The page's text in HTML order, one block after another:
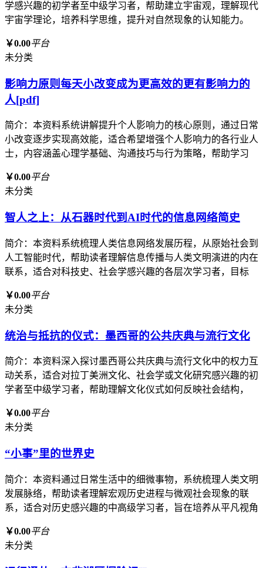
学感兴趣的初学者至中级学习者，帮助建立宇宙观，理解现代
宇宙学理论，培养科学思维，提升对自然现象的认知能力。
￥0.00平台
未分类
影响力原则每天小改变成为更高效的更有影响力的
人[pdf]
简介：本资料系统讲解提升个人影响力的核心原则，通过日常
小改变逐步实现高效能，适合希望增强个人影响力的各行业人
士，内容涵盖心理学基础、沟通技巧与行为策略，帮助学习
￥0.00平台
未分类
智人之上：从石器时代到AI时代的信息网络简史
简介：本资料系统梳理人类信息网络发展历程，从原始社会到
人工智能时代，帮助读者理解信息传播与人类文明演进的内在
联系，适合对科技史、社会学感兴趣的各层次学习者，目标
￥0.00平台
未分类
统治与抵抗的仪式：墨西哥的公共庆典与流行文化
简介：本资料深入探讨墨西哥公共庆典与流行文化中的权力互
动关系，适合对拉丁美洲文化、社会学或文化研究感兴趣的初
学者至中级学习者，帮助理解文化仪式如何反映社会结构，
￥0.00平台
未分类
“小事”里的世界史
简介：本资料通过日常生活中的细微事物，系统梳理人类文明
发展脉络，帮助读者理解宏观历史进程与微观社会现象的联
系，适合对历史感兴趣的中高级学习者，旨在培养从平凡视角
￥0.00平台
未分类